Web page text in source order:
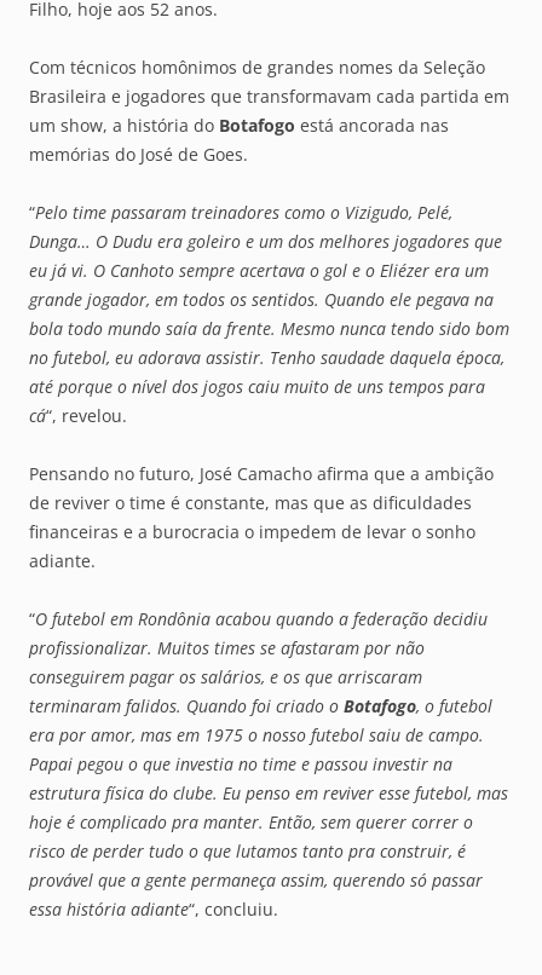
Filho, hoje aos 52 anos.
Com técnicos homônimos de grandes nomes da Seleção
Brasileira e jogadores que transformavam cada partida em
um show, a história do Botafogo está ancorada nas
memórias do José de Goes.
“Pelo time passaram treinadores como o Vizigudo, Pelé,
Dunga… O Dudu era goleiro e um dos melhores jogadores que
eu já vi. O Canhoto sempre acertava o gol e o Eliézer era um
grande jogador, em todos os sentidos. Quando ele pegava na
bola todo mundo saía da frente. Mesmo nunca tendo sido bom
no futebol, eu adorava assistir. Tenho saudade daquela época,
até porque o nível dos jogos caiu muito de uns tempos para
cá“, revelou.
Pensando no futuro, José Camacho afirma que a ambição
de reviver o time é constante, mas que as dificuldades
financeiras e a burocracia o impedem de levar o sonho
adiante.
“O futebol em Rondônia acabou quando a federação decidiu
profissionalizar. Muitos times se afastaram por não
conseguirem pagar os salários, e os que arriscaram
terminaram falidos. Quando foi criado o Botafogo, o futebol
era por amor, mas em 1975 o nosso futebol saiu de campo.
Papai pegou o que investia no time e passou investir na
estrutura física do clube. Eu penso em reviver esse futebol, mas
hoje é complicado pra manter. Então, sem querer correr o
risco de perder tudo o que lutamos tanto pra construir, é
provável que a gente permaneça assim, querendo só passar
essa história adiante“, concluiu.